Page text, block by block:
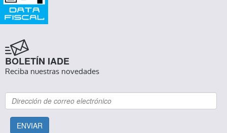
BOLETÍN IADE
Reciba nuestras novedades
ENVIAR